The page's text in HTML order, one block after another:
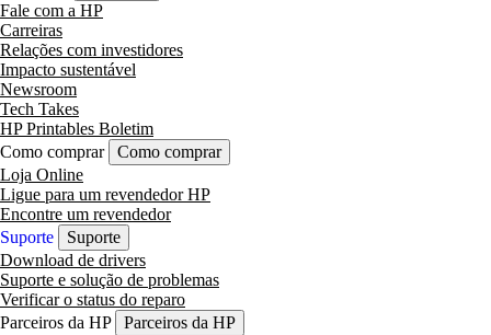
Fale com a HP
Carreiras
Relações com investidores
Impacto sustentável
Newsroom
Tech Takes
HP Printables Boletim
Como comprar
Como comprar
Loja Online
Ligue para um revendedor HP
Encontre um revendedor
Suporte
Suporte
Download de drivers
Suporte e solução de problemas
Verificar o status do reparo
Parceiros da HP
Parceiros da HP